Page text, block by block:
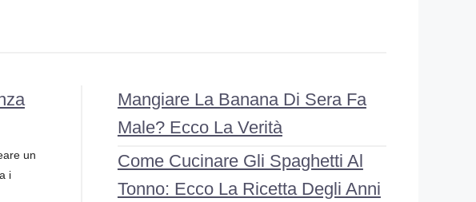
un
i
Mangiare La Banana Di Sera Fa
Male? Ecco La Verità
Come Cucinare Gli Spaghetti Al
Tonno: Ecco La Ricetta Degli Anni